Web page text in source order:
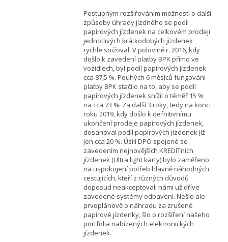
Postupným rozšiřováním možností o další
způsoby úhrady jízdného se podíl
papírových jízdenek na celkovém prodeji
jednotlivých krátkodobých jízdenek
rychle snižoval. V polovině r. 2016, kdy
došlo k zavedení platby BPK přímo ve
vozidlech, byl podíl papírových jízdenek
cca 87,5 %. Pouhých 6 měsíců fungování
platby BPK stačilo na to, aby se podíl
papírových jízdenek snížil o téměř 15 %
na cca 73 %. Za další 3 roky, tedy na konci
roku 2019, kdy došlo k defnitivnímu
ukončení prodeje papírových jízdenek,
dosahoval podíl papírových jízdenek již
jen cca 20 %. Úsilí DPO spojené se
zavedením nejnovějších KREDITních
jízdenek (Ultra light karty) bylo zaměřeno
na uspokojení potřeb hlavně náhodných
cestujících, kteří z různých důvodů
doposud neakceptovali námi už dříve
zavedené systémy odbavení. Nešlo ale
prvoplánově o náhradu za zrušené
papírové jízdenky, šlo o rozšíření našeho
portfolia nabízených elektronických
jízdenek.